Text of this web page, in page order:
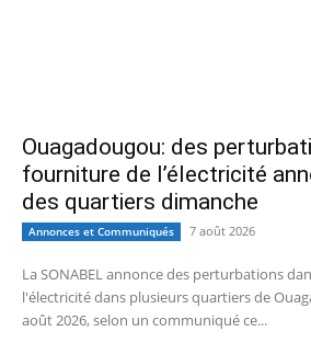
Ouagadougou: des
fourniture de l’électricité
des quartiers dimanche
Annonces et Communiqués 7 août 2026
La SONABEL annonce des perturbations
l'électricité dans plusieurs quartiers de
août 2026, selon un communiqué ce...